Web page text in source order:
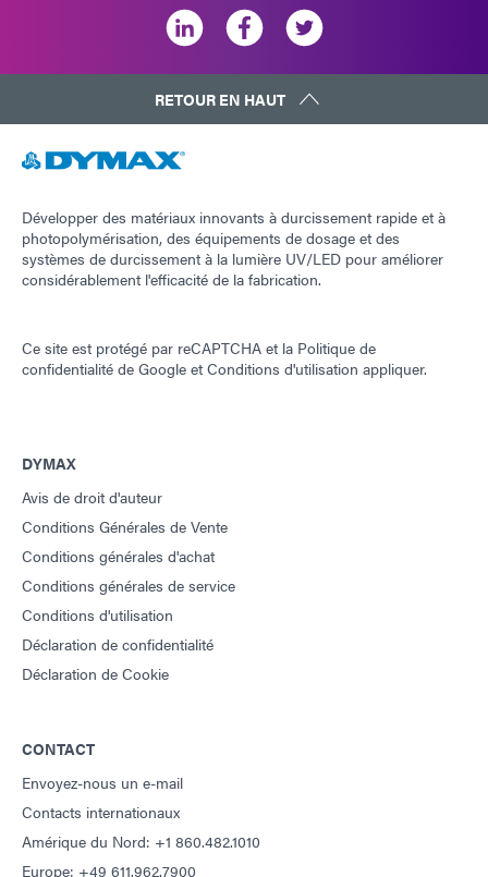
RETOUR EN HAUT
Développer des matériaux innovants à durcissement rapide et à
photopolymérisation, des équipements de dosage et des
systèmes de durcissement à la lumière UV/LED pour améliorer
considérablement l'efficacité de la fabrication.
Ce site est protégé par reCAPTCHA et la Politique de
confidentialité de Google etConditions d'utilisation appliquer.
DYMAX
Avis de droit d'auteur
Conditions Générales de Vente
Conditions générales d'achat
Conditions générales de service
Conditions d'utilisation
Déclaration de confidentialité
Déclaration de Cookie
CONTACT
Envoyez-nous un e-mail
Contacts internationaux
Amérique du Nord: +1 860.482.1010
Europe: +49 611.962.7900